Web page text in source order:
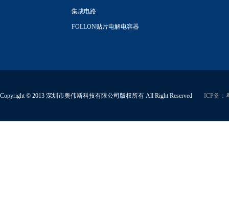
集成电路
FOLLON贴片电解电容器
Copyright © 2013 深圳市奥伟斯科技有限公司版权所有 All Right Reserved ICP备：